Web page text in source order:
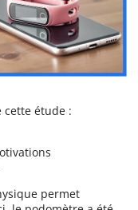
cette étude :
permet